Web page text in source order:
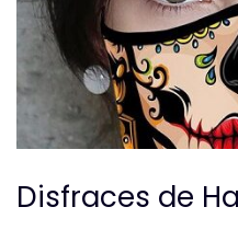
Disfraces de